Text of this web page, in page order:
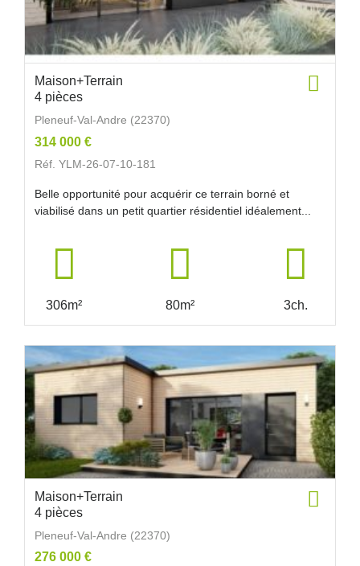
Maison+Terrain
4 pièces
Pleneuf-Val-Andre (22370)
314 000 €
Réf. YLM-26-07-10-181
Belle opportunité pour acquérir ce terrain borné et
viabilisé dans un petit quartier résidentiel idéalement...
306m² 80m² 3ch.
Maison+Terrain
4 pièces
Pleneuf-Val-Andre (22370)
276 000 €